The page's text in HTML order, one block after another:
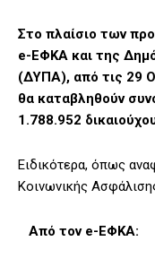
Στο πλαίσιο των
e-ΕΦΚΑ και της
(ΔΥΠΑ), από τις 29
θα καταβληθούν
1.788.952
Ειδικότερα, όπως
Κοινωνικής
Από τον e-ΕΦΚΑ: